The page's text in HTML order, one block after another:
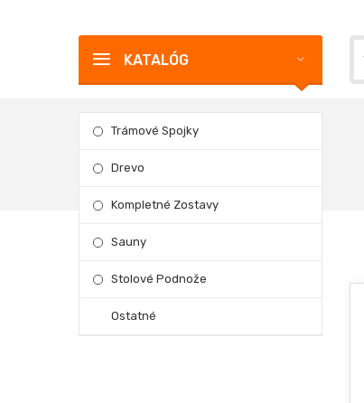
KATALÓG
Trámové Spojky
Drevo
Kompletné Zostavy
Sauny
Stolové Podnože
Ostatné